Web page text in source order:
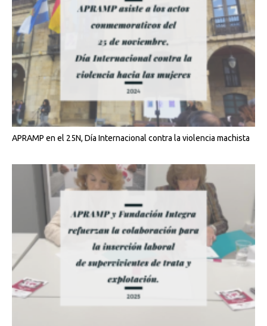
APRAMP en el 25N, Día Internacional contra la violencia machista